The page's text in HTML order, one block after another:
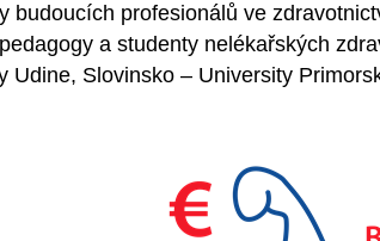
profesionálů ve
a studenty nelékařských
Udine, Slovinsko – University